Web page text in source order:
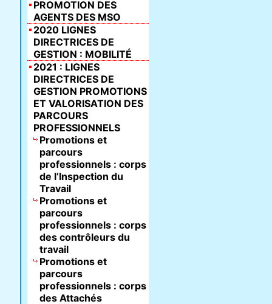
PROMOTION DES
AGENTS DES MSO
2020 LIGNES
DIRECTRICES DE
GESTION : MOBILITÉ
2021 : LIGNES
DIRECTRICES DE
GESTION PROMOTIONS
ET VALORISATION DES
PARCOURS
PROFESSIONNELS
Promotions et
parcours
professionnels : corps
de l’Inspection du
Travail
Promotions et
parcours
professionnels : corps
des contrôleurs du
travail
Promotions et
parcours
professionnels : corps
des Attachés